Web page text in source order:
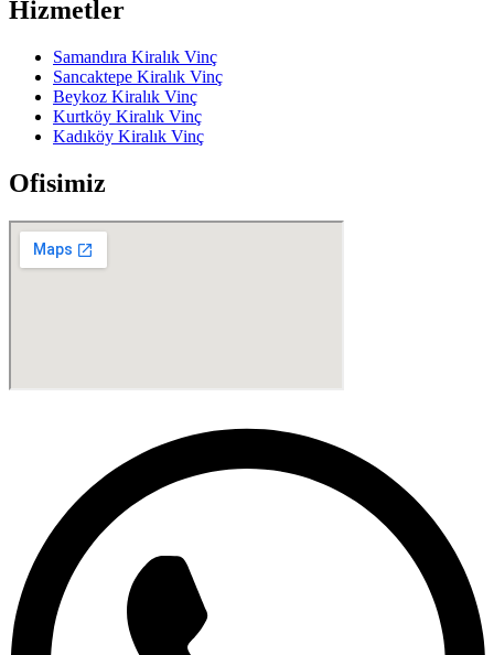
Hizmetler
Samandıra Kiralık Vinç
Sancaktepe Kiralık Vinç
Beykoz Kiralık Vinç
Kurtköy Kiralık Vinç
Kadıköy Kiralık Vinç
Ofisimiz